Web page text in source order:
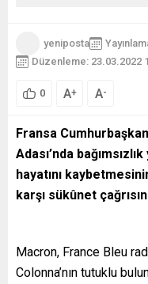
yeniposta
Düzenleme: 23.03.2022
0 A+ A-
Fransa
Adası’nda
hayatını
karşı sükûnet
Macron, France Bleu
Colonna’nın tutuklu